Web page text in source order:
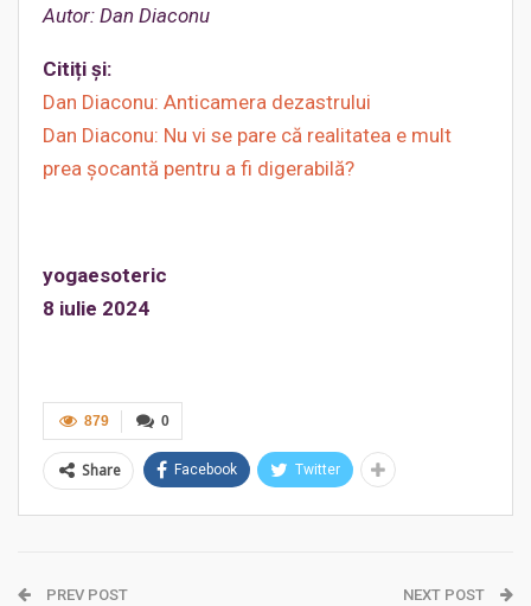
Autor: Dan Diaconu
Citiți și:
Dan Diaconu: Anticamera dezastrului
Dan Diaconu: Nu vi se pare că realitatea e mult
prea șocantă pentru a fi digerabilă?
yogaesoteric
8 iulie 2024
0
879
Share Facebook Twitter
PREV POST NEXT POST